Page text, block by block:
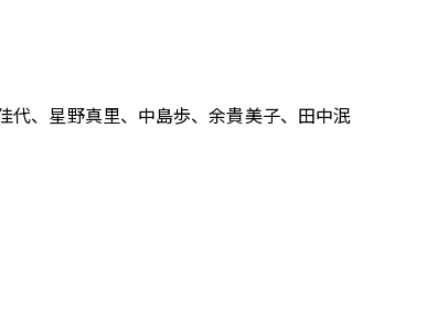
代、星野真里、中島歩、余貴美子、田中泯